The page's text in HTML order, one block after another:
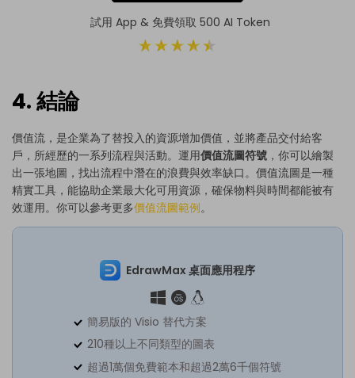
試用 App & 免費領取 500 AI Token
4. 結論
價值流，是企業為了替投入的資源增加價值，並將產品交付給客
戶，所經歷的一系列流程與活動。運用價值流圖符號 ，你可以繪製
出一張地圖，找出流程中潛在的浪費與效率缺口。價值流圖是一種
精實工具，能協助企業最大化可用資源，確保物料與時間都能被有
效運用。你可以參考更多價值流圖範例。
EdrawMax 桌面應用程序
簡易版的 Visio 替代方案
210種以上不同類型的圖表
超過1萬個免費範本和超過2萬6千個符號